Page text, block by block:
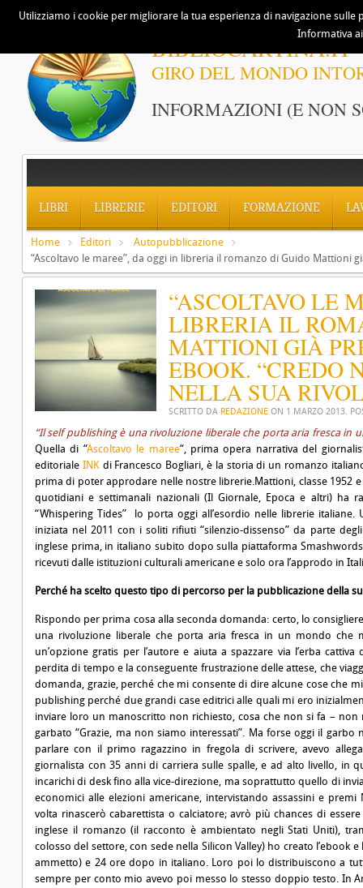
BIBLIOCARTINA.IT
GIRO DEL MONDO
INFORMAZIONI (E NON
LIBRI LIBRERIE EDITORI FORMAZIONE
Home Editori
Autopubblicazione
“Ascoltavo le maree”, da oggi in libreria il romanzo di Guido Mattioni
“ASCOLTAVO LE
LIBRERIA IL
MATTIONI GIÀ
EBOOK. “CREDO
NELLA SUA
SCRITTO DA REDAZIONE ON 1 MARZO 2013.
“Il self publishing è una rivoluzione liberale che porta aria fresca in
Quella di “Ascoltavo le maree“, prima opera narrativa del
editoriale INKdi Francesco Bogliari, è la storia di un romanzo
prima di poter approdare nelle nostre librerie.Mattioni, classe 1952
quotidiani e settimanali nazionali (Il Giornale, Epoca e altri) ha
“Whispering Tides” lo porta oggi all’esordio nelle librerie italiane.
iniziata nel 2011 con i soliti rifiuti “silenzio-dissenso” da parte
inglese prima, in italiano subito dopo sulla piattaforma
ricevuti dalle istituzioni culturali americane e solo ora l’approdo in
Perché ha scelto questo tipo di percorso per la pubblicazione della
Rispondo per prima cosa alla seconda domanda: certo, lo
una rivoluzione liberale che porta aria fresca in un mondo che
un’opzione gratis per l’autore e aiuta a spazzare via l’erba
perdita di tempo e la conseguente frustrazione delle attese, che
domanda, grazie, perché che mi consente di dire alcune cose che
publishing perché due grandi case editrici alle quali mi ero
inviare loro un manoscritto non richiesto, cosa che non si fa –
garbato “Grazie, ma non siamo interessati”. Ma forse oggi il
parlare con il primo ragazzino in fregola di scrivere, avevo
giornalista con 35 anni di carriera sulle spalle, e ad alto livello, in
incarichi di desk fino alla vice-direzione, ma soprattutto quello di
economici alle elezioni americane, intervistando assassini e
volta rinascerò cabarettista o calciatore; avrò più chances di
inglese il romanzo (il racconto è ambientato negli Stati Uniti),
colosso del settore, con sede nella Silicon Valley) ho creato l’ebook
ammetto) e 24 ore dopo in italiano. Loro poi lo distribuiscono a
sempre per conto mio avevo poi messo lo stesso doppio testo. In
Utilizziamo i cookie per migliorare la tua esperienza di navigazione
Informativa ai